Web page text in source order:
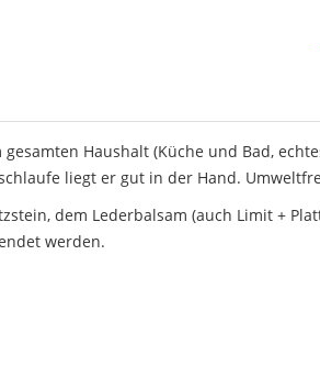
Haushalt (Küche und Bad,
liegt er gut in der Hand.
dem Lederbalsam (auch Limit +
werden.